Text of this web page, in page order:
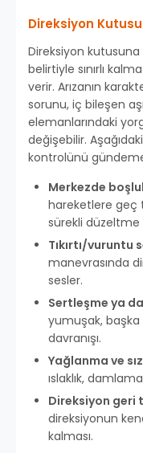
Direksiyon Kutusu
Direksiyon
belirtiyle sınırlı
verir. Arızanın
sorunu, iç bileşen
elemanlarındaki
değişebilir.
kontrolünü
Merkezde
hareketlere geç
sürekli düzeltme
Tıkırtı/vuruntu
manevrasında
sesler.
Sertleşme ya
yumuşak, başka
davranışı.
Yağlanma ve
ıslaklık,
Direksiyon geri
direksiyonun
kalması.